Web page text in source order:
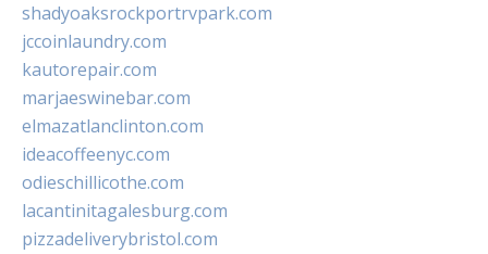
shadyoaksrockportrvpark.com
jccoinlaundry.com
kautorepair.com
marjaeswinebar.com
elmazatlanclinton.com
ideacoffeenyc.com
odieschillicothe.com
lacantinitagalesburg.com
pizzadeliverybristol.com